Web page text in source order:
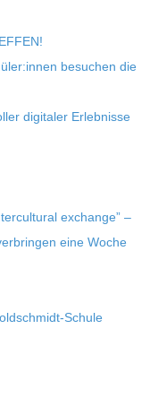
besu­chen die
digi­ta­ler Erleb­nisse
exch­ange” –
eine Woche
Schule